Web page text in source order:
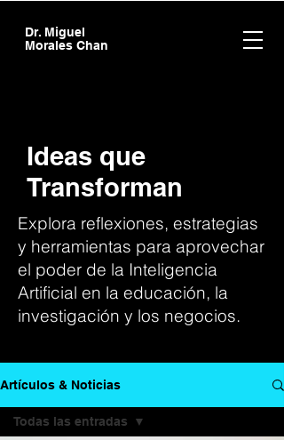
Dr. Miguel
Morales Chan
Ideas que
Transforman
Explora reflexiones, estrategias
y herramientas para aprovechar
el poder de la Inteligencia
Artificial en la educación, la
investigación y los negocios.
Artículos & Noticias
Todas las entradas